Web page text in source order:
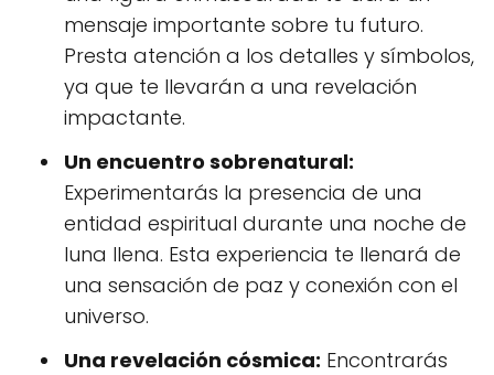
mensaje importante sobre tu futuro.
Presta atención a los detalles y símbolos,
ya que te llevarán a una revelación
impactante.
Un encuentro sobrenatural:
Experimentarás la presencia de una
entidad espiritual durante una noche de
luna llena. Esta experiencia te llenará de
una sensación de paz y conexión con el
universo.
Una revelación cósmica: Encontrarás